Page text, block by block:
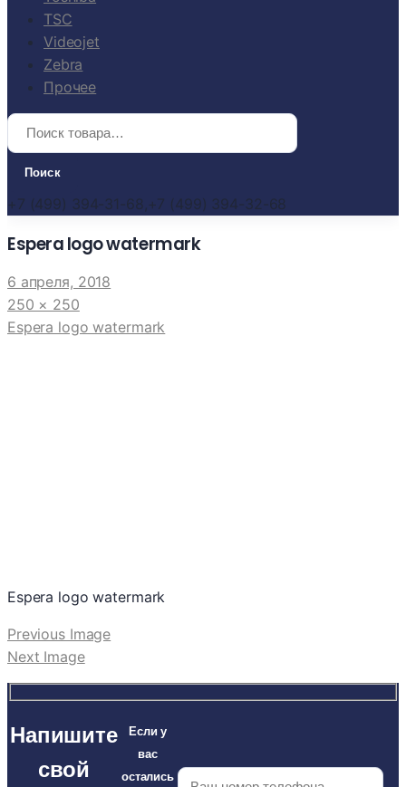
TSC
Videojet
Zebra
Прочее
+7 (499) 394-31-68, +7 (499) 394-32-68
Espera logo watermark
6 апреля, 2018
250 × 250
Espera logo watermark
Espera logo watermark
Previous Image
Next Image
Напишите
свой
Если у
вас
остались